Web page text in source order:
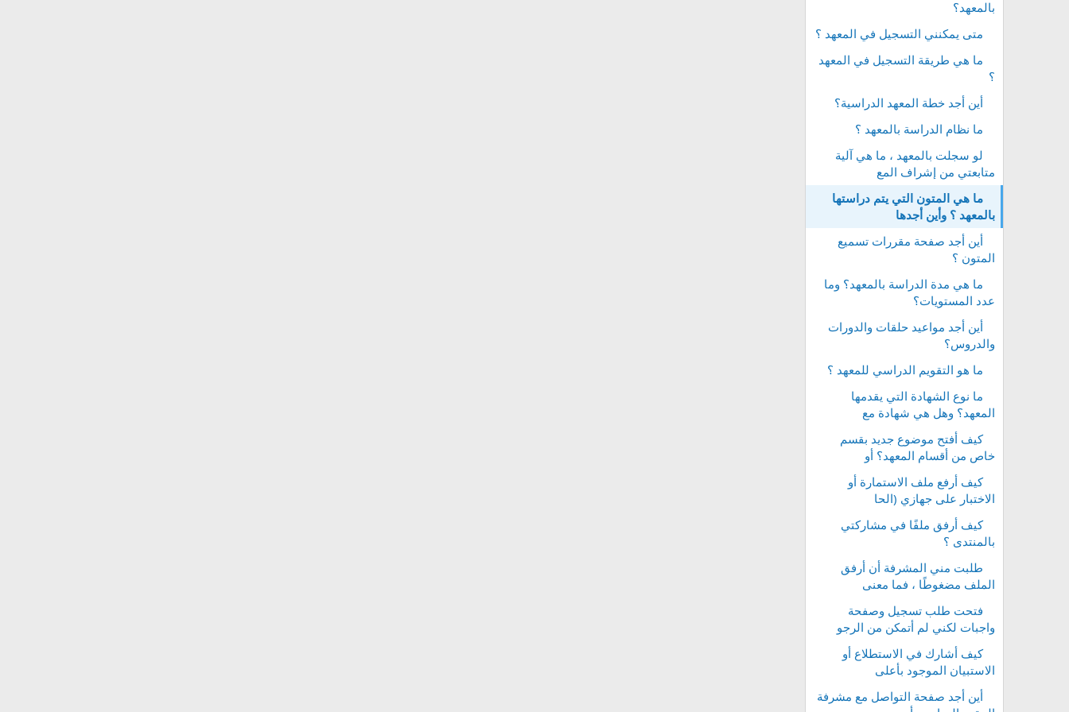
بالمعهد؟
متى يمكنني التسجيل في المعهد ؟
ما هي طريقة التسجيل في المعهد
؟
أين أجد خطة المعهد الدراسية؟
ما نظام الدراسة بالمعهد ؟
لو سجلت بالمعهد ، ما هي آلية
متابعتي من إشراف المع
ما هي المتون التي يتم دراستها
بالمعهد ؟ وأين أجدها
أين أجد صفحة مقررات تسميع
المتون ؟
ما هي مدة الدراسة بالمعهد؟ وما
عدد المستويات؟
أين أجد مواعيد حلقات والدورات
والدروس؟
ما هو التقويم الدراسي للمعهد ؟
ما نوع الشهادة التي يقدمها
المعهد؟ وهل هي شهادة مع
كيف أفتح موضوع جديد بقسم
خاص من أقسام المعهد؟ أو
كيف أرفع ملف الاستمارة أو
الاختبار على جهازي (الحا
كيف أرفق ملفًا في مشاركتي
بالمنتدى ؟
طلبت مني المشرفة أن أرفق
الملف مضغوطًا ، فما معنى
فتحت طلب تسجيل وصفحة
واجبات لكني لم أتمكن من الرجو
كيف أشارك في الاستطلاع أو
الاستبيان الموجود بأعلى
أين أجد صفحة التواصل مع مشرفة